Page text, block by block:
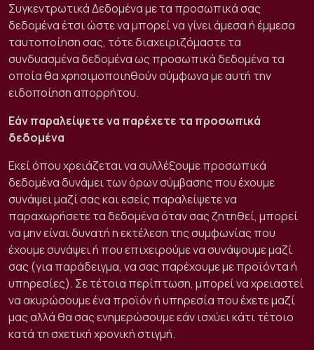
Συγκεντρωτικά Δεδομένα με τα προσωπικά σας
δεδομένα έτσι ώστε να μπορεί να γίνει άμεσα ή έμμεσα
ταυτοποίηση σας, τότε διαχειριζόμαστε τα
συνδυασμένα δεδομένα ως προσωπικά δεδομένα τα
οποία θα χρησιμοποιηθούν σύμφωνα με αυτή την
ειδοποίηση απορρήτου.
Εάν παραλείψετε να παρέχετε τα προσωπικά
δεδομένα
Εκεί όπου χρειάζεται να συλλέξουμε προσωπικά
δεδομένα δυνάμει των όρων σύμβασης που έχουμε
συνάψει μαζί σας και εσείς παραλείψετε να
παραχωρήσετε τα δεδομένα όταν σας ζητηθεί, μπορεί
να μην είναι δυνατή η εκτέλεση της συμφωνίας που
έχουμε συνάψει ή που επιχειρούμε να συνάψουμε μαζί
σας (για παράδειγμα, να σας παρέχουμε με προϊόντα ή
υπηρεσίες). Σε τέτοια περίπτωση, μπορεί να χρειαστεί
να ακυρώσουμε ένα προϊόν ή υπηρεσία που έχετε μαζί
μας αλλά θα σας ενημερώσουμε εάν ισχύει κάτι τέτοιο
κατά τη σχετική χρονική στιγμή.